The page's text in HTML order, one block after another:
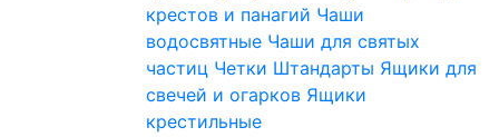
крестов и панагий Чаши
водосвятные Чаши для святых
частиц Четки Штандарты Ящики для
свечей и огарков Ящики
крестильные